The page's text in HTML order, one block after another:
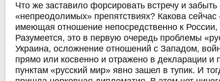
Что же заставило форсировать встречу и забыть
«непреодолимых» препятствиях? Какова
имеющая отношение непосредственно к
Разумеется, это в первую очередь проблемы
Украина, осложнение отношений с Западом,
прямо или косвенно и отражено в декларации и
пунктам «русский мир» явно зашел в тупик. И